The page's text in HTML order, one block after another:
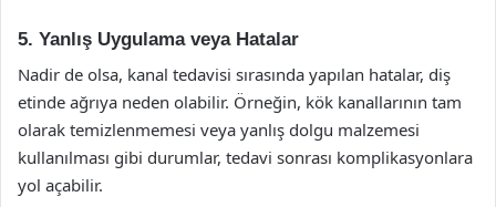
5. Yanlış Uygulama veya Hatalar
Nadir de olsa, kanal tedavisi sırasında yapılan hatalar, diş
etinde ağrıya neden olabilir. Örneğin, kök kanallarının tam
olarak temizlenmemesi veya yanlış dolgu malzemesi
kullanılması gibi durumlar, tedavi sonrası komplikasyonlara
yol açabilir.